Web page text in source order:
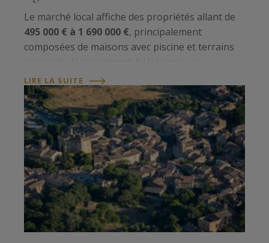
Le marché local affiche des propriétés allant de
495 000 € à 1 690 000 €, principalement
composées de maisons avec piscine et terrains
agence à Uzès
expertise au service d'une clientèle exigeante,
grâce à une connaissance approfondie de l'
LIRE LA SUITE